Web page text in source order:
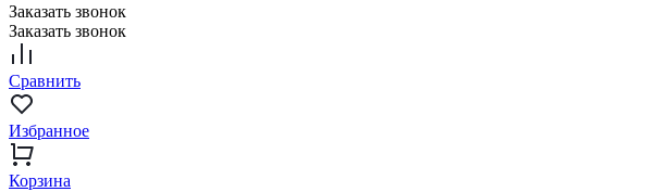
Заказать звонок
Заказать звонок
Сравнить
Избранное
Корзина